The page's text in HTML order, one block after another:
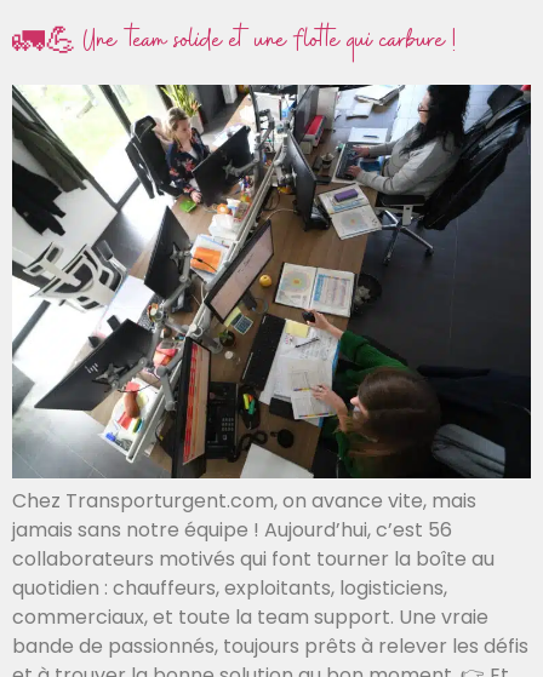
🚛💪 Une team solide et une flotte qui carbure !
Chez Transporturgent.com, on avance vite, mais
jamais sans notre équipe ! Aujourd’hui, c’est 56
collaborateurs motivés qui font tourner la boîte au
quotidien : chauffeurs, exploitants, logisticiens,
commerciaux, et toute la team support. Une vraie
bande de passionnés, toujours prêts à relever les défis